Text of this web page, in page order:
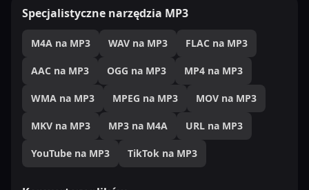
Specjalistyczne narzędzia MP3
M4A na MP3 WAV na MP3 FLAC na MP3
AAC na MP3 OGG na MP3 MP4 na MP3
WMA na MP3 MPEG na MP3 MOV na MP3
MKV na MP3 MP3 na M4A URL na MP3
YouTube na MP3 TikTok na MP3